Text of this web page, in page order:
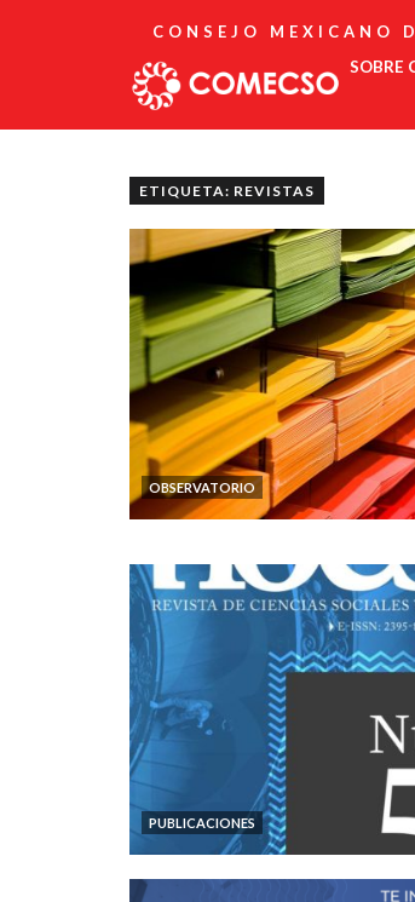
CONSEJO MEXICANO
SOBRE
Comité
Boletín
ETIQUETA: REVISTAS
OBSERVATORIO
PUBLICACIONES